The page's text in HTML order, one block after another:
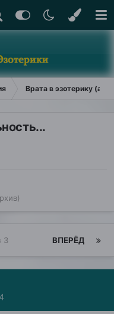
Врата в эзотерику
ВПЕРЁД
3